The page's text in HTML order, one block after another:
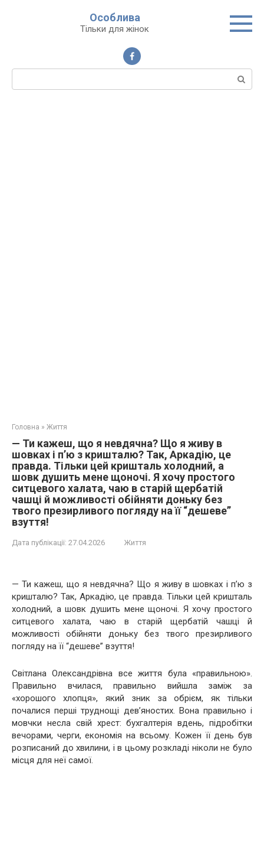
Особлива
Тільки для жінок
Пошук:
Головна » Життя
— Ти кажеш, що я невдячна? Що я живу в
шовках і п’ю з кришталю? Так, Аркадію, це
правда. Тільки цей кришталь холодний, а
шовк душить мене щоночі. Я хочу простого
ситцевого халата, чаю в старій щербатій
чашці й можливості обійняти доньку без
твого презирливого погляду на її “дешеве”
взуття!
Дата публікації: 27.04.2026 Життя
— Ти кажеш, що я невдячна? Що я живу в шовках і п’ю з
кришталю? Так, Аркадію, це правда. Тільки цей кришталь
холодний, а шовк душить мене щоночі. Я хочу простого
ситцевого халата, чаю в старій щербатій чашці й
можливості обійняти доньку без твого презирливого
погляду на її “дешеве” взуття!
Світлана Олександрівна все життя була «правильною».
Правильно вчилася, правильно вийшла заміж за
«хорошого хлопця», який зник за обрієм, як тільки
почалися перші труднощі дев’яностих. Вона правильно і
мовчки несла свій хрест: бухгалтерія вдень, підробітки
вечорами, черги, економія на всьому. Кожен її день був
розписаний до хвилини, і в цьому розкладі ніколи не було
місця для неї самої.